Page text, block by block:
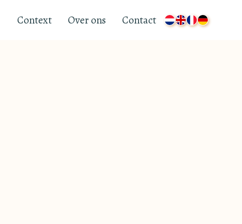
Context Over ons Contact